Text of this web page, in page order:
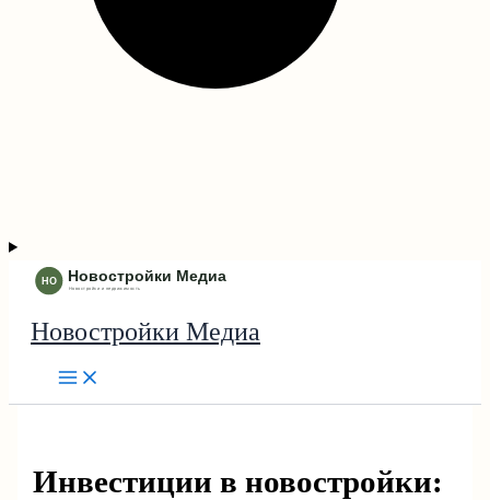
Новостройки Медиа
Инвестиции в новостройки: